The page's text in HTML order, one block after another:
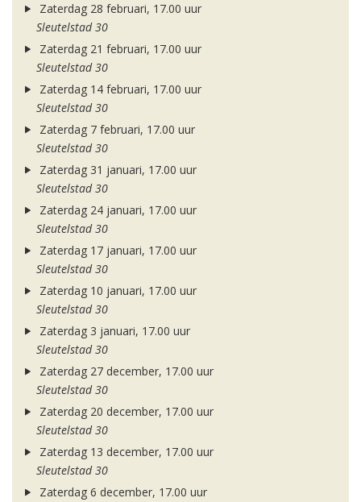
Zaterdag 28 februari, 17.00 uur
Sleutelstad 30
Zaterdag 21 februari, 17.00 uur
Sleutelstad 30
Zaterdag 14 februari, 17.00 uur
Sleutelstad 30
Zaterdag 7 februari, 17.00 uur
Sleutelstad 30
Zaterdag 31 januari, 17.00 uur
Sleutelstad 30
Zaterdag 24 januari, 17.00 uur
Sleutelstad 30
Zaterdag 17 januari, 17.00 uur
Sleutelstad 30
Zaterdag 10 januari, 17.00 uur
Sleutelstad 30
Zaterdag 3 januari, 17.00 uur
Sleutelstad 30
Zaterdag 27 december, 17.00 uur
Sleutelstad 30
Zaterdag 20 december, 17.00 uur
Sleutelstad 30
Zaterdag 13 december, 17.00 uur
Sleutelstad 30
Zaterdag 6 december, 17.00 uur